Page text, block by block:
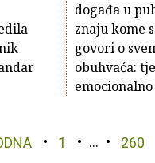
događa u
znaju kome
govori o
obuhvaća:
1 … 260